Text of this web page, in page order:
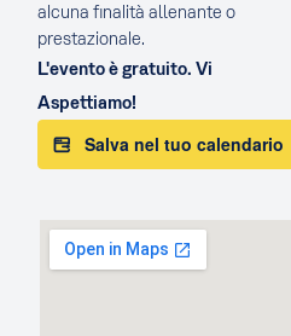
alcuna finalità allenante o
prestazionale.
L'evento è gratuito. Vi
Aspettiamo!
Salva nel tuo calendario